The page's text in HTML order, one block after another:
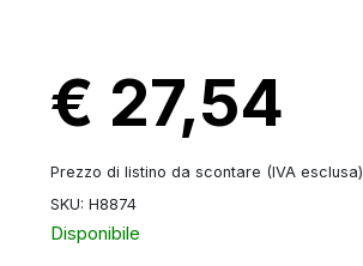
€ 27,54
Prezzo di listino da scontare (IVA esclusa)
SKU: H8874
Disponibile